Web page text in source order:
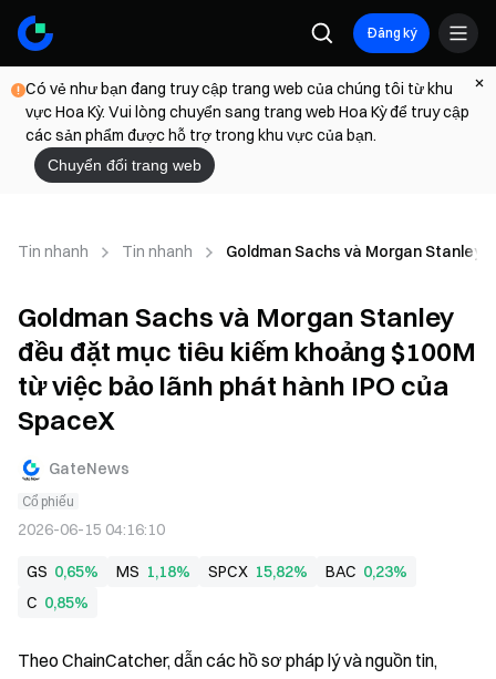
Đăng ký
Có vẻ như bạn đang truy cập trang web của chúng tôi từ khu
vực Hoa Kỳ. Vui lòng chuyển sang trang web Hoa Kỳ để truy cập
các sản phẩm được hỗ trợ trong khu vực của bạn.
Chuyển đổi trang web
Tin nhanh Tin nhanh Goldman Sachs và Morgan Stanley
Goldman Sachs và Morgan Stanley
đều đặt mục tiêu kiếm khoảng $100M
từ việc bảo lãnh phát hành IPO của
SpaceX
GateNews
Cổ phiếu
2026-06-15 04:16:10
GS 0,65% MS 1,18% SPCX 15,82% BAC 0,23%
C 0,85%
Theo ChainCatcher, dẫn các hồ sơ pháp lý và nguồn tin,